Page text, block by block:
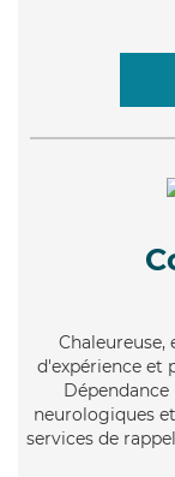
Chaleureuse,
d'expérience et
neurologiques
services de